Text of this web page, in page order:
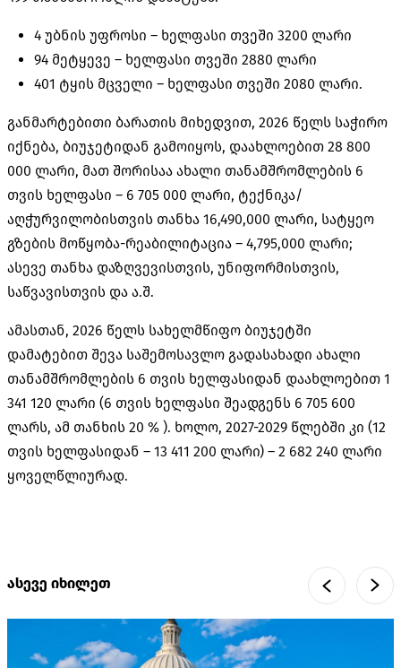
4 უბნის უფროსი – ხელფასი თვეში 3200 ლარი
94 მეტყევე – ხელფასი თვეში 2880 ლარი
401 ტყის მცველი – ხელფასი თვეში 2080 ლარი.
განმარტებითი ბარათის მიხედვით, 2026 წელს საჭირო
იქნება, ბიუჯეტიდან გამოიყოს, დაახლოებით 28 800
000 ლარი, მათ შორისაა ახალი თანამშრომლების 6
თვის ხელფასი – 6 705 000 ლარი, ტექნიკა/
აღჭურვილობისთვის თანხა 16,490,000 ლარი, სატყეო
გზების მოწყობა-რეაბილიტაცია – 4,795,000 ლარი;
ასევე თანხა დაზღვევისთვის, უნიფორმისთვის,
საწვავისთვის და ა.შ.
ამასთან, 2026 წელს სახელმწიფო ბიუჯეტში
დამატებით შევა საშემოსავლო გადასახადი ახალი
თანამშრომლების 6 თვის ხელფასიდან დაახლოებით 1
341 120 ლარი (6 თვის ხელფასი შეადგენს 6 705 600
ლარს, ამ თანხის 20 % ). ხოლო, 2027-2029 წლებში კი (12
თვის ხელფასიდან – 13 411 200 ლარი) – 2 682 240 ლარი
ყოველწლიურად.
ასევე იხილეთ